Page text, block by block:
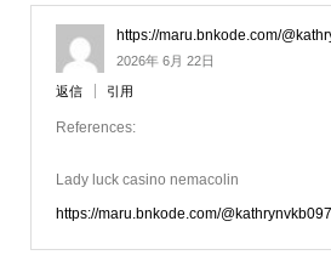
https://maru.bnkode.com/
2026年 6月 22日
返信 引用
References:
Lady luck casino nemacolin
https://maru.bnkode.com/